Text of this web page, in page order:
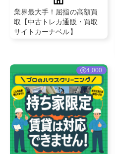
業界最大手！屈指の高額買
取【中古トレカ通販・買取
サイトカーナベル】
4,000